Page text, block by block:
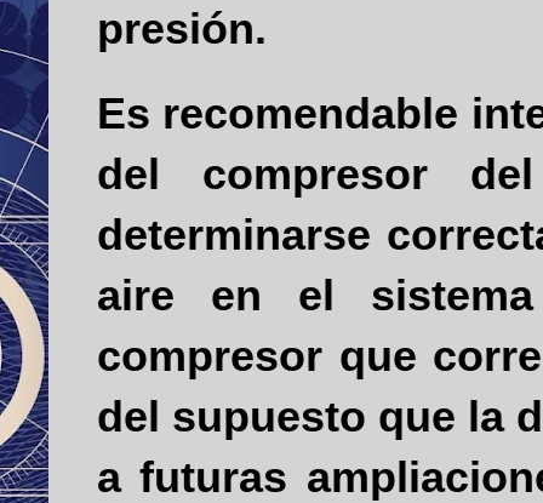
presión.
Es recomendable
del compresor
determinarse
aire en el
compresor que
del supuesto que la
a futuras